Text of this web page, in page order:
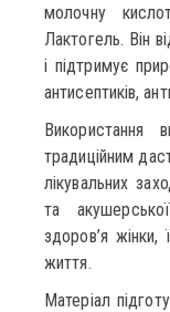
молочну
Лактогель. Він
і підтримує
антисептиків,
Використання
традиційним
лікувальних
та
здоров’я жінки,
життя.
Матеріал